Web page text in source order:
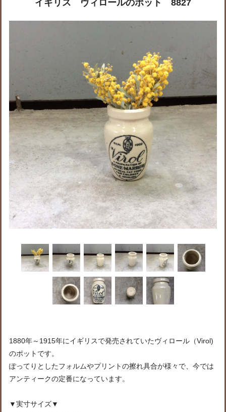
イギリス ヴィロールのポット 8827
1880年～1915年にイギリスで発売されていたヴィロール（Virol)
のポットです。
ぽってりとしたフォルムやプリントの擦れ具合が様々で、今では
アンティークの定番になっています。
▼実寸サイズ▼